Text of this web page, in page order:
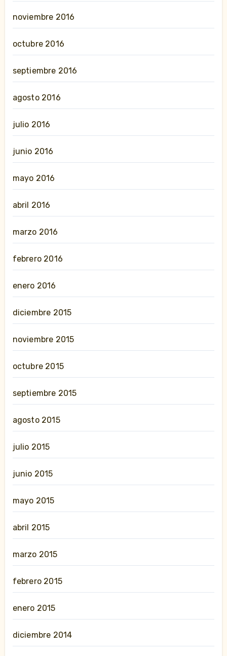
noviembre 2016
octubre 2016
septiembre 2016
agosto 2016
julio 2016
junio 2016
mayo 2016
abril 2016
marzo 2016
febrero 2016
enero 2016
diciembre 2015
noviembre 2015
octubre 2015
septiembre 2015
agosto 2015
julio 2015
junio 2015
mayo 2015
abril 2015
marzo 2015
febrero 2015
enero 2015
diciembre 2014